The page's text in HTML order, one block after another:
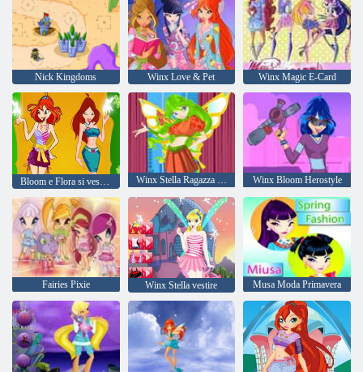
Nick Kingdoms Winx Love & Pet Winx Magic E-Card
Winx Stella Ragazza dei sogni Winx Bloom Herostyle
Fairies Pixie Winx Stella vestire Musa Moda Primavera